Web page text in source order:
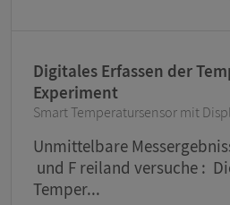
Digitales Erfassen der
Experiment
Smart Temperatursensor mit
Unmittelbare
und F reiland versuche :
Temper...